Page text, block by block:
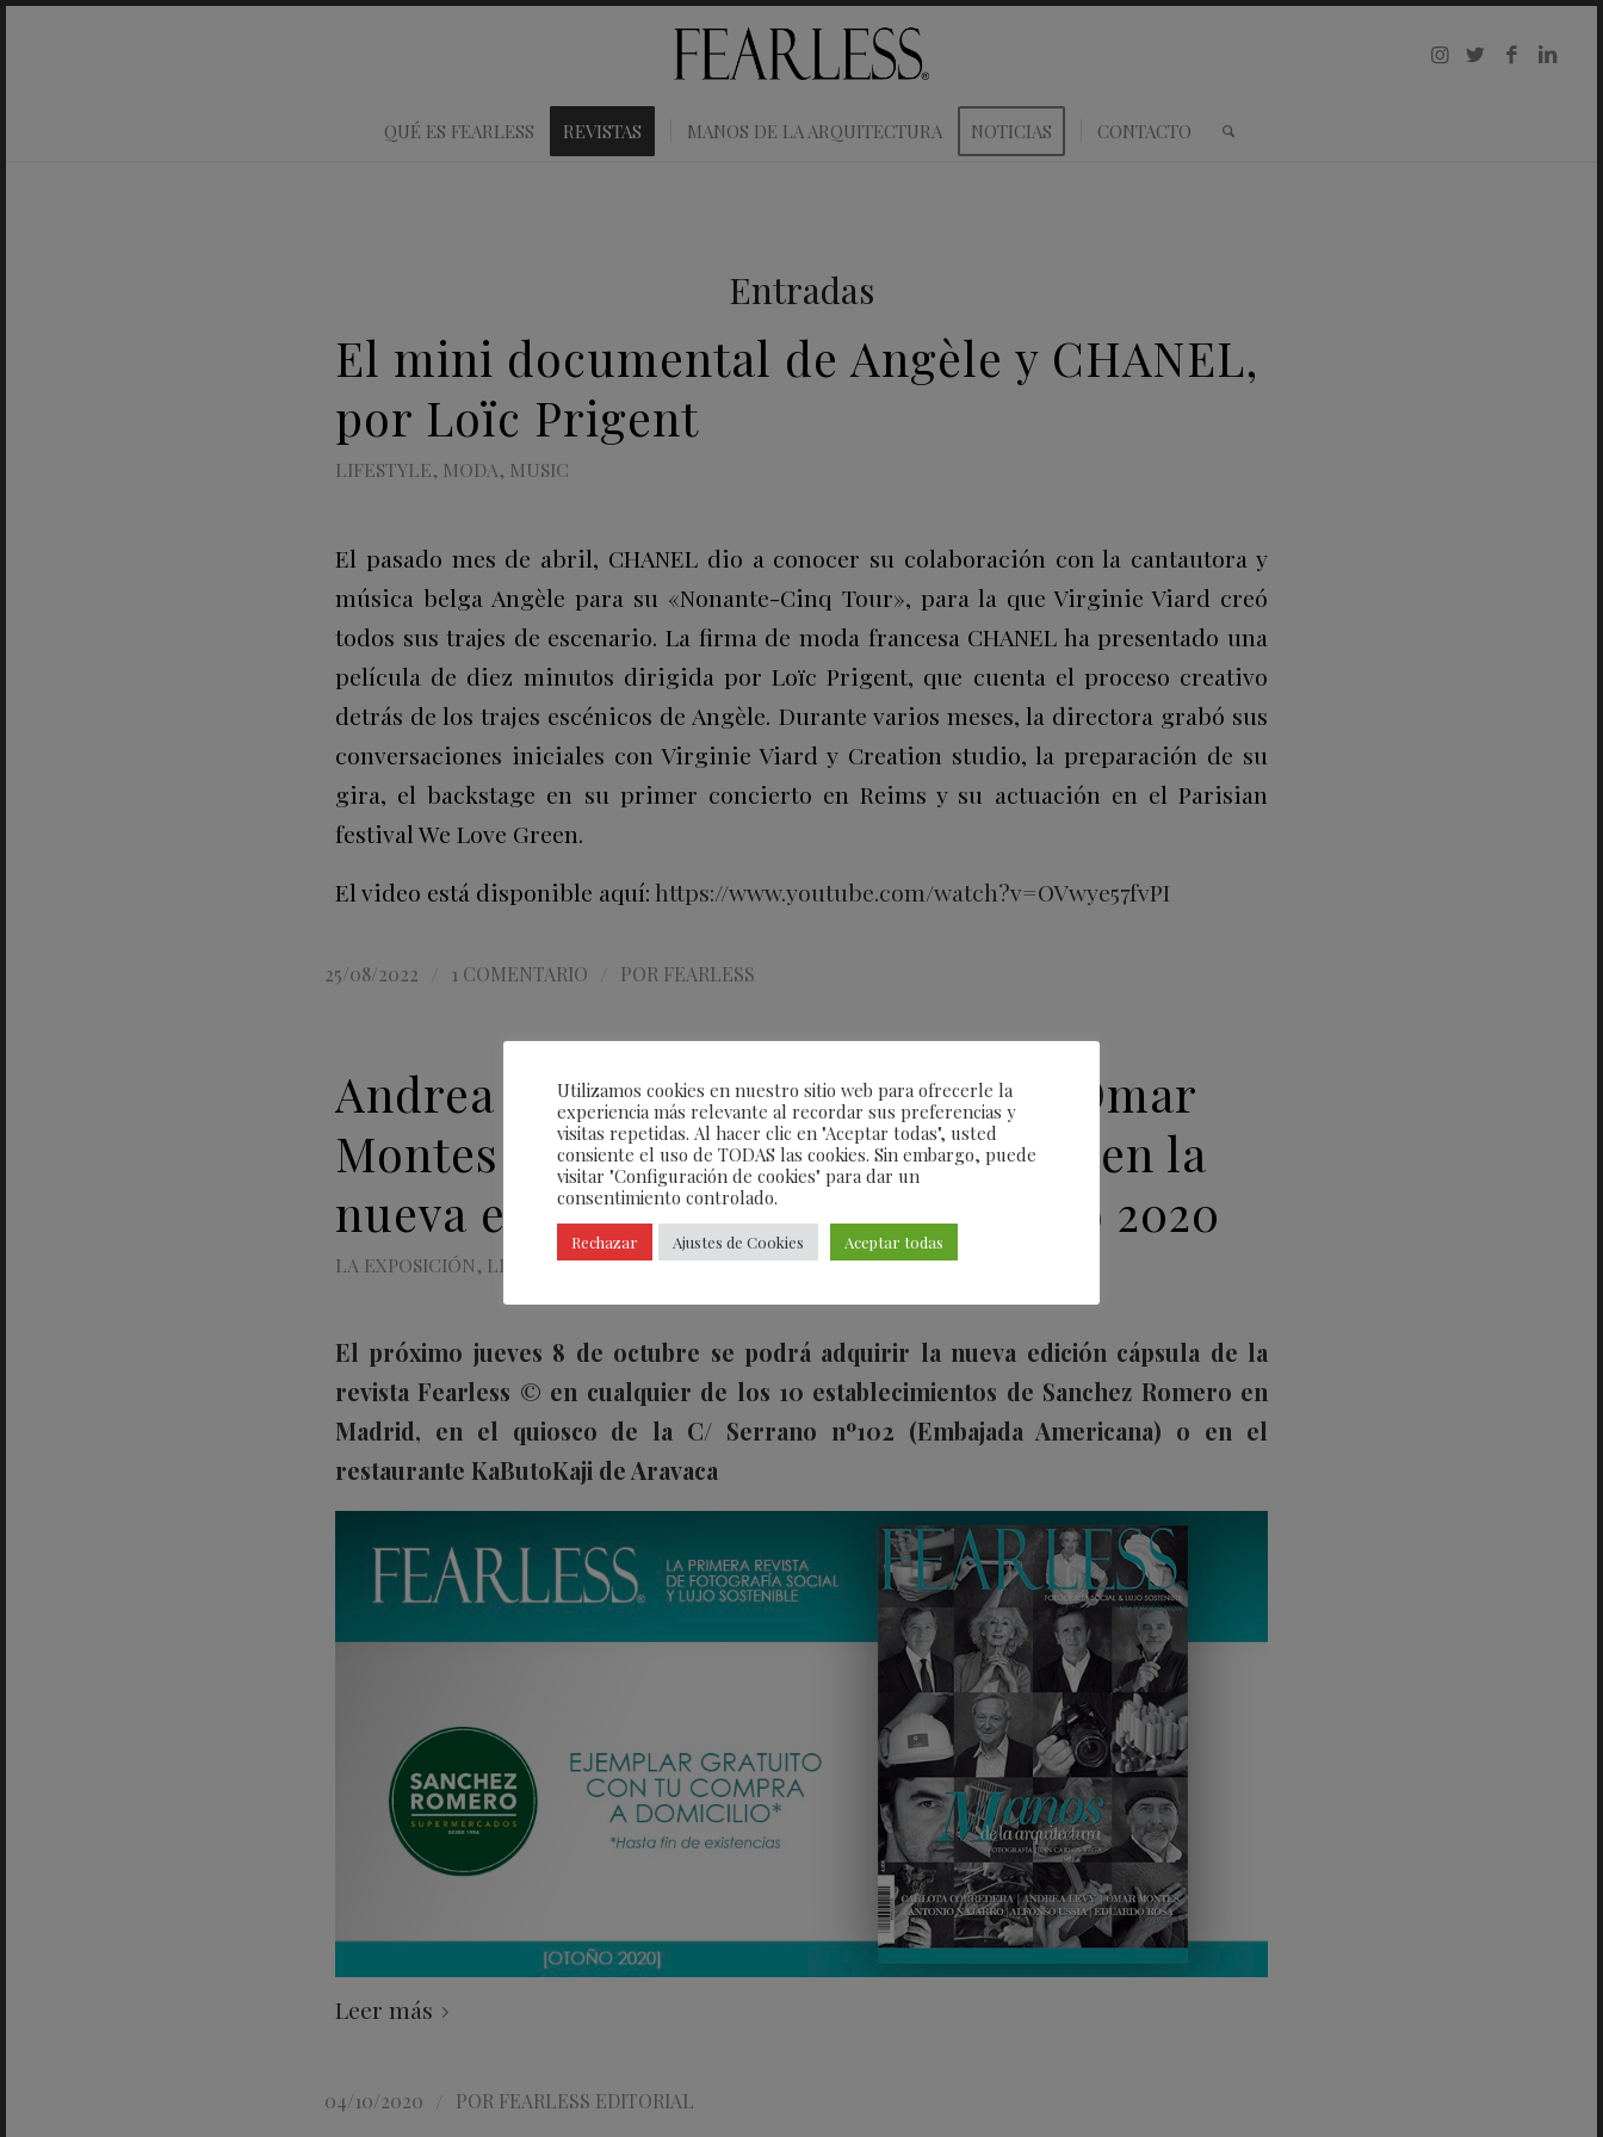
QUÉ ES FEARLESS REVISTAS MANOS DE LA ARQUITECTURA NOTICIAS CONTACTO
Entradas
El mini documental de Angèle y CHANEL,
por Loïc Prigent
LIFESTYLE, MODA, MUSIC
El pasado mes de abril, CHANEL dio a conocer su colaboración con la cantautora y
música belga Angèle para su «Nonante-Cinq Tour», para la que Virginie Viard creó
todos sus trajes de escenario. La firma de moda francesa CHANEL ha presentado una
película de diez minutos dirigida por Loïc Prigent, que cuenta el proceso creativo
detrás de los trajes escénicos de Angèle. Durante varios meses, la directora grabó sus
conversaciones iniciales con Virginie Viard y Creation studio, la preparación de su
gira, el backstage en su primer concierto en Reims y su actuación en el Parisian
festival We Love Green.
El video está disponible aquí: https://www.youtube.com/watch?v=OVwye57fvPI
25/08/2022 1 COMENTARIO POR FEARLESS
Andrea Levy, Carlota Corredera, Omar
Montes o los mejores arquitectos, en la
nueva entrega de FEARLESS otoño 2020
LA EXPOSICIÓN, LIFESTYLE
El próximo jueves 8 de octubre se podrá adquirir la nueva edición cápsula de la
revista Fearless © en cualquier de los 10 establecimientos de Sanchez Romero en
Madrid, en el quiosco de la C/ Serrano nº102 (Embajada Americana) o en el
restaurante KaButoKaji de Aravaca
Leer más
04/10/2020 POR FEARLESS EDITORIAL
Utilizamos cookies en nuestro sitio web para ofrecerle la
experiencia más relevante al recordar sus preferencias y
visitas repetidas. Al hacer clic en "Aceptar todas", usted
consiente el uso de TODAS las cookies. Sin embargo, puede
visitar "Configuración de cookies" para dar un
consentimiento controlado.
Rechazar Ajustes de Cookies Aceptar todas